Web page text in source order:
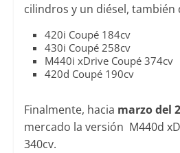
cilindros y un diésel,
420i Coupé 184cv
430i Coupé 258cv
M440i xDrive Coupé 374cv
420d Coupé 190cv
Finalmente, hacia marzo del
mercado la versión M440d
340cv.